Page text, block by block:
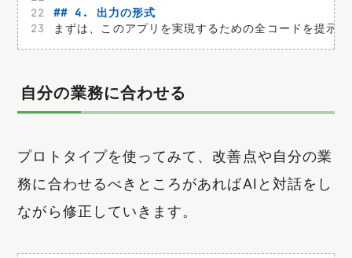
## 4. 出力の形式
まずは、このアプリを実現するための全コードを提示
自分の業務に合わせる
プロトタイプを使ってみて、改善点や自分の業
務に合わせるべきところがあればAIと対話をし
ながら修正していきます。